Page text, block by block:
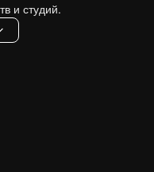
и студий.